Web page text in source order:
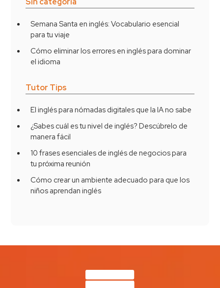
Semana Santa en inglés: Vocabulario esencial
para tu viaje
Cómo eliminar los errores en inglés para dominar
el idioma
Tutor Tips
El inglés para nómadas digitales que la IA no sabe
¿Sabes cuál es tu nivel de inglés? Descúbrelo de
manera fácil
10 frases esenciales de inglés de negocios para
tu próxima reunión
Cómo crear un ambiente adecuado para que los
niños aprendan inglés